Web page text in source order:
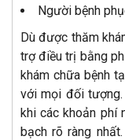
Người bệnh
Dù được thăm
trợ điều trị bằng
khám chữa bệnh
với mọi đối
khi các khoản phí
bạch rõ ràng